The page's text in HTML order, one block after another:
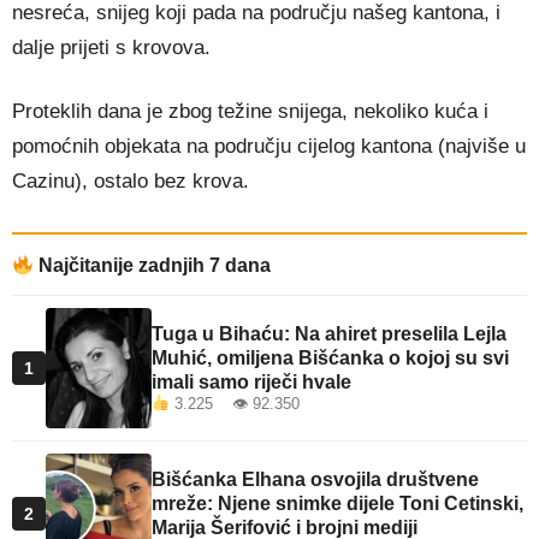
nesreća, snijeg koji pada na području našeg kantona, i
dalje prijeti s krovova.
Proteklih dana je zbog težine snijega, nekoliko kuća i
pomoćnih objekata na području cijelog kantona (najviše u
Cazinu), ostalo bez krova.
Najčitanije zadnjih 7 dana
1
Tuga u Bihaću: Na ahiret preselila Lejla
Muhić, omiljena Bišćanka o kojoj su svi
imali samo riječi hvale
3.225 👁 92.350
2
Bišćanka Elhana osvojila društvene
mreže: Njene snimke dijele Toni Cetinski,
Marija Šerifović i brojni mediji